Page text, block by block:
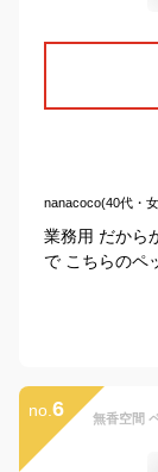
nanacoco(40代・
業務用 だから
で こちらのペ
no. 6